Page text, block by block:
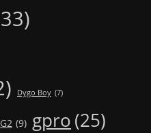
Dygo Boy (7)
G2 (9) gpro(25)